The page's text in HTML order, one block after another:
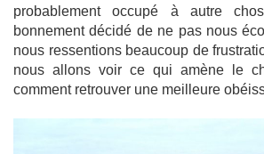
probablement occupé à autre
bonnement décidé de ne pas nous
nous ressentions beaucoup de
nous allons voir ce qui amène le
comment retrouver une meilleure